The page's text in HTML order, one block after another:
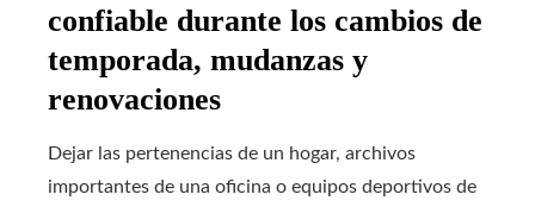
confiable durante los cambios de
temporada, mudanzas y
renovaciones
Dejar las pertenencias de un hogar, archivos
importantes de una oficina o equipos deportivos de